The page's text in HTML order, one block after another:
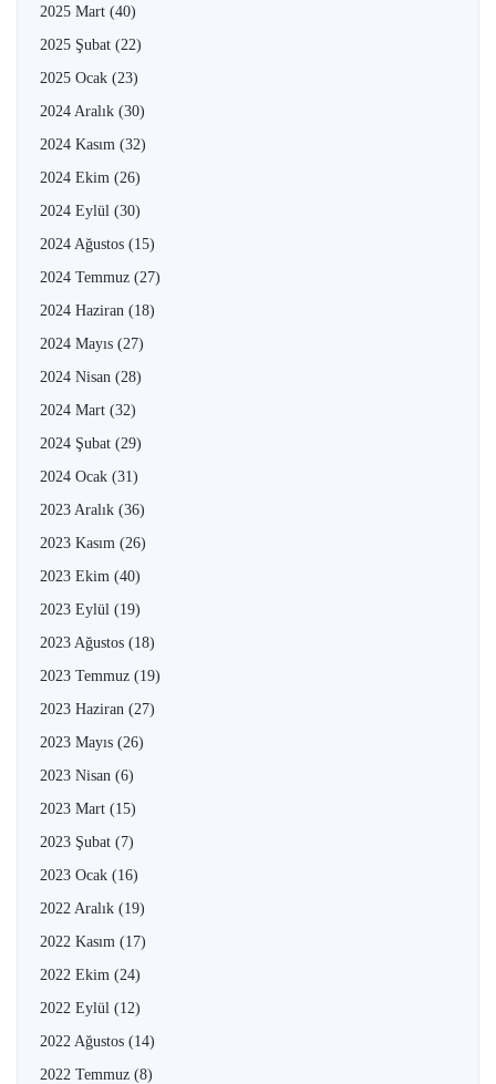
2025 Mart (40)
2025 Şubat (22)
2025 Ocak (23)
2024 Aralık (30)
2024 Kasım (32)
2024 Ekim (26)
2024 Eylül (30)
2024 Ağustos (15)
2024 Temmuz (27)
2024 Haziran (18)
2024 Mayıs (27)
2024 Nisan (28)
2024 Mart (32)
2024 Şubat (29)
2024 Ocak (31)
2023 Aralık (36)
2023 Kasım (26)
2023 Ekim (40)
2023 Eylül (19)
2023 Ağustos (18)
2023 Temmuz (19)
2023 Haziran (27)
2023 Mayıs (26)
2023 Nisan (6)
2023 Mart (15)
2023 Şubat (7)
2023 Ocak (16)
2022 Aralık (19)
2022 Kasım (17)
2022 Ekim (24)
2022 Eylül (12)
2022 Ağustos (14)
2022 Temmuz (8)